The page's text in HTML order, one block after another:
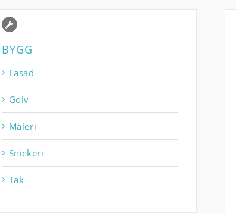
BYGG
Fasad
Golv
Måleri
Snickeri
Tak